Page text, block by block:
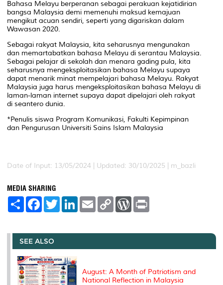
Bahasa Melayu berperanan sebagai perakuan kejatidirian
bangsa Malaysia demi memenuhi maksud kemajuan
mengikut acuan sendiri, seperti yang digariskan dalam
Wawasan 2020.
Sebagai rakyat Malaysia, kita seharusnya mengunakan
dan memartabatkan bahasa Melayu di serantau Malaysia.
Sebagai pelajar di sekolah dan menara gading pula, kita
seharusnya mengeksploitasikan bahasa Melayu supaya
dapat menarik minat mempelajari bahasa Melayu. Rakyat
Malaysia juga harus mengeksploitasikan bahasa Melayu di
laman-laman internet supaya dapat dipelajari oleh rakyat
di seantero dunia.
*Penulis siswa Program Komunikasi, Fakulti Kepimpinan
dan Pengurusan Universiti Sains Islam Malaysia
Date of Input: 13/05/2024 | Updated: 30/10/2025 | m_bazli
MEDIA SHARING
S
e
F
a
b
o
o
k
T
w
t
r
L
e
I
E
m
l
C
L
n
W
P
e
t
SEE ALSO
August: A Month of Patriotism and
National Reflection in Malaysia